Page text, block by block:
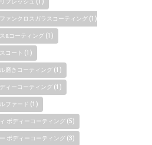
フレッシュ (1)
ァンクロスガラスコーティング (1)
スαコーティング (1)
コート (1)
磨きコーティング (1)
ィーコーティング (1)
ファード (1)
ボディーコーティング (5)
ボディーコーティング (3)